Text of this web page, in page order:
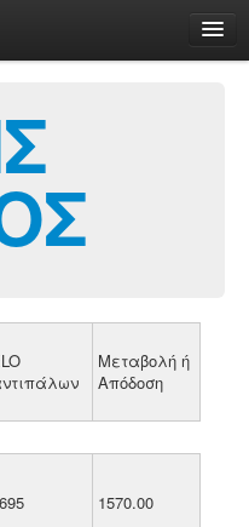
Μεταβολή ή
Απόδοση
1570.00